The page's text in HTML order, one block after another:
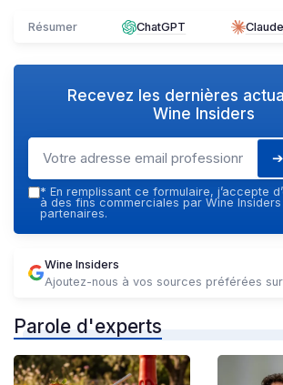
Résumer ChatGPT Claude
Recevez les dernières
Wine Insiders
* En remplissant ce formulaire, j’accepte
à des fins commerciales par Wine
partenaires.
Wine Insiders
Ajoutez-nous à vos sources préférées
Parole d'experts